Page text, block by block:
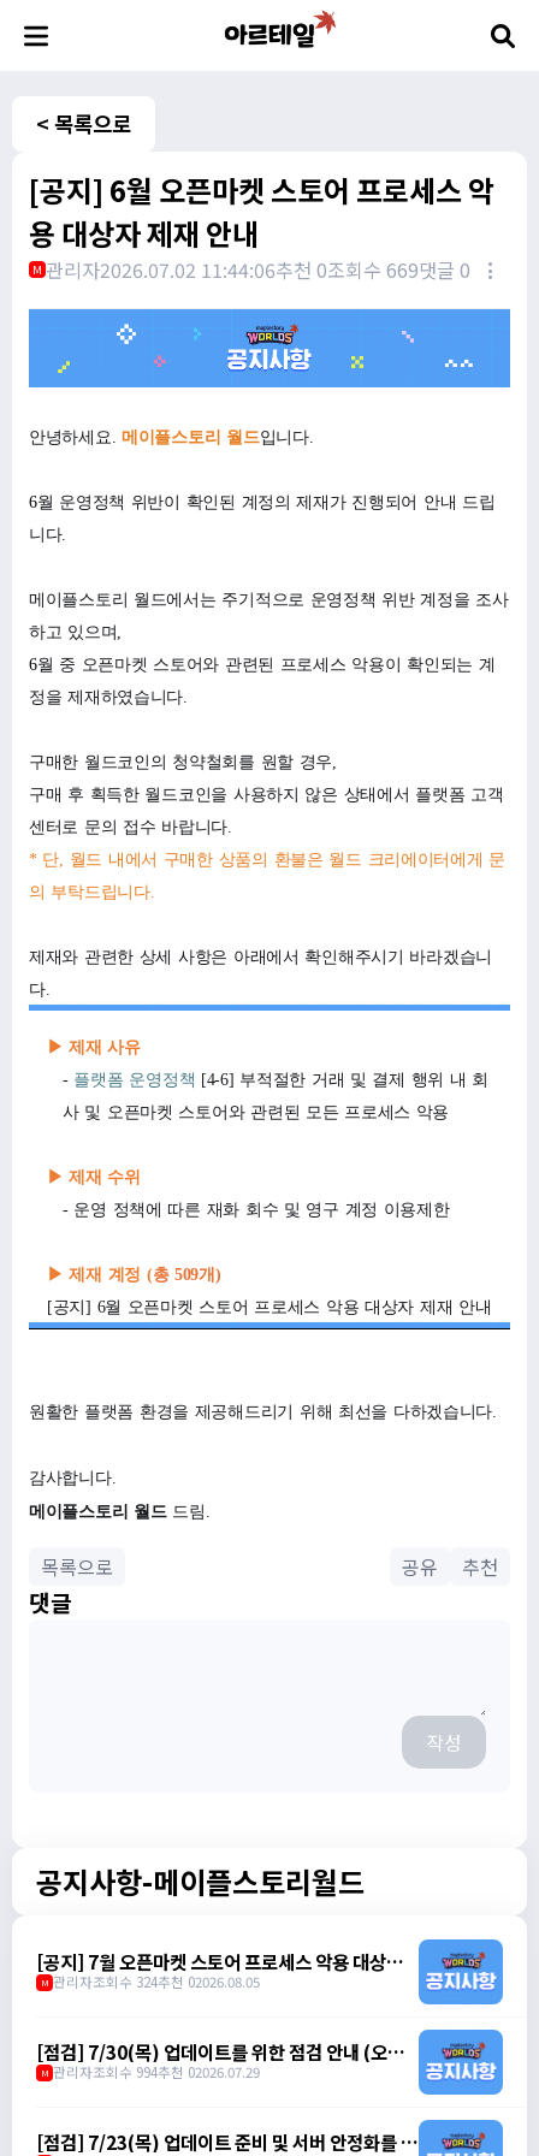
< 목록으로
[공지] 6월 오픈마켓 스토어 프로세스 악
용 대상자 제재 안내
M 관리자2026.07.02 11:44:06추천 0조회수 669댓글 0
안녕하세요. 메이플스토리 월드입니다.
6월 운영정책 위반이 확인된 계정의 제재가 진행되어 안내 드립
니다.
메이플스토리 월드에서는 주기적으로 운영정책 위반 계정을 조사
하고 있으며,
6월 중 오픈마켓 스토어와 관련된 프로세스 악용이 확인되는 계
정을 제재하였습니다.
구매한 월드코인의 청약철회를 원할 경우,
구매 후 획득한 월드코인을 사용하지 않은 상태에서 플랫폼 고객
센터로 문의 접수 바랍니다.
* 단, 월드 내에서 구매한 상품의 환불은 월드 크리에이터에게
문
의 부탁드립니다.
제재와 관련한 상세 사항은 아래에서 확인해주시기 바라겠습니
다.
▶ 제재 사유
- 플랫폼 운영정책 [4-6] 부적절한 거래 및 결제 행위 내 회
사 및 오픈마켓 스토어와 관련된 모든 프로세스 악용
▶ 제재 수위
- 운영 정책에 따른 재화 회수 및 영구 계정 이용제한
▶ 제재 계정 (총 509개)
[공지] 6월 오픈마켓 스토어 프로세스 악용 대상자 제재 안내
원활한 플랫폼 환경을 제공해드리기 위해 최선을 다하겠습니다.
감사합니다.
메이플스토리 월드 드림.
목록으로 공유 추천
댓글
작성
공지사항-메이플스토리월드
[공지] 7월 오픈마켓 스토어 프로세스 악용 대상자
제재 안내
M 관리자조회수 324추천 02026.08.05
[점검] 7/30(목) 업데이트를 위한 점검 안내 (오전 7
시 30분 ~ 오전 10시)
M 관리자조회수 994추천 02026.07.29
[점검] 7/23(목) 업데이트 준비 및 서버 안정화를 위